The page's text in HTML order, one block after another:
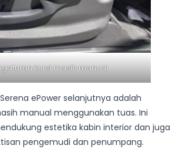
kursi masih manual
ePower selanjutnya adalah
manual menggunakan tuas. Ini
estetika kabin interior dan juga
pengemudi dan penumpang.